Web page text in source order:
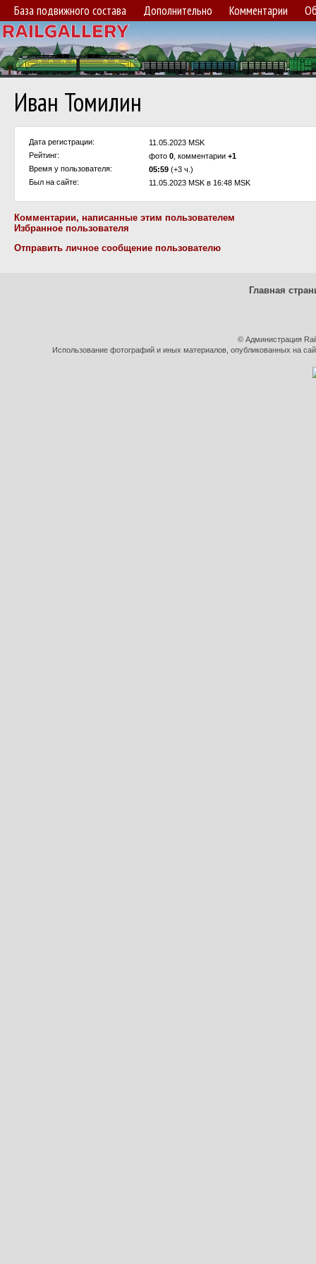
База подвижного состава Дополнительно Комментарии
Иван Томилин
Дата регистрации:
11.05.2023 MSK
Рейтинг:
фото 0 , комментарии +1
Время у пользователя:
05:59 (+3 ч.)
Был на сайте:
11.05.2023 MSK в 16:48 MSK
Комментарии, написанные этим пользователем
Избранное пользователя
Отправить личное сообщение пользователю
Главная
© Администрация
Использование фотографий и иных материалов, опубликованных на